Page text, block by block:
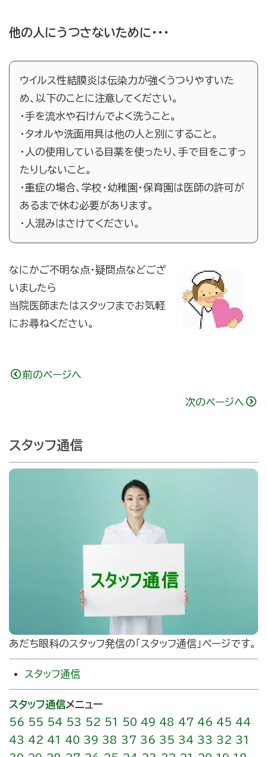
他の人にうつさないために・・・
ウイルス性結膜炎は伝染力が強くうつりやすいた
め、以下のことに注意してください。
・手を流水や石けんでよく洗うこと。
・タオルや洗面用具は他の人と別にすること。
・人の使用している目薬を使ったり、手で目をこすっ
たりしないこと。
・重症の場合、学校・幼稚園・保育園は医師の許可が
あるまで休む必要があります。
・人混みはさけてください。
なにかご不明な点・疑問点などござ
いましたら
当院医師またはスタッフまでお気軽
にお尋ねください。
前のページへ
次のページへ
スタッフ通信
あだち眼科のスタッフ発信の｢スタッフ通信」ページです。
スタッフ通信
スタッフ通信メニュー
56 55 54 53 52 51 50 49 48 47 46 45 44
43 42 41 40 39 38 37 36 35 34 33 32 31